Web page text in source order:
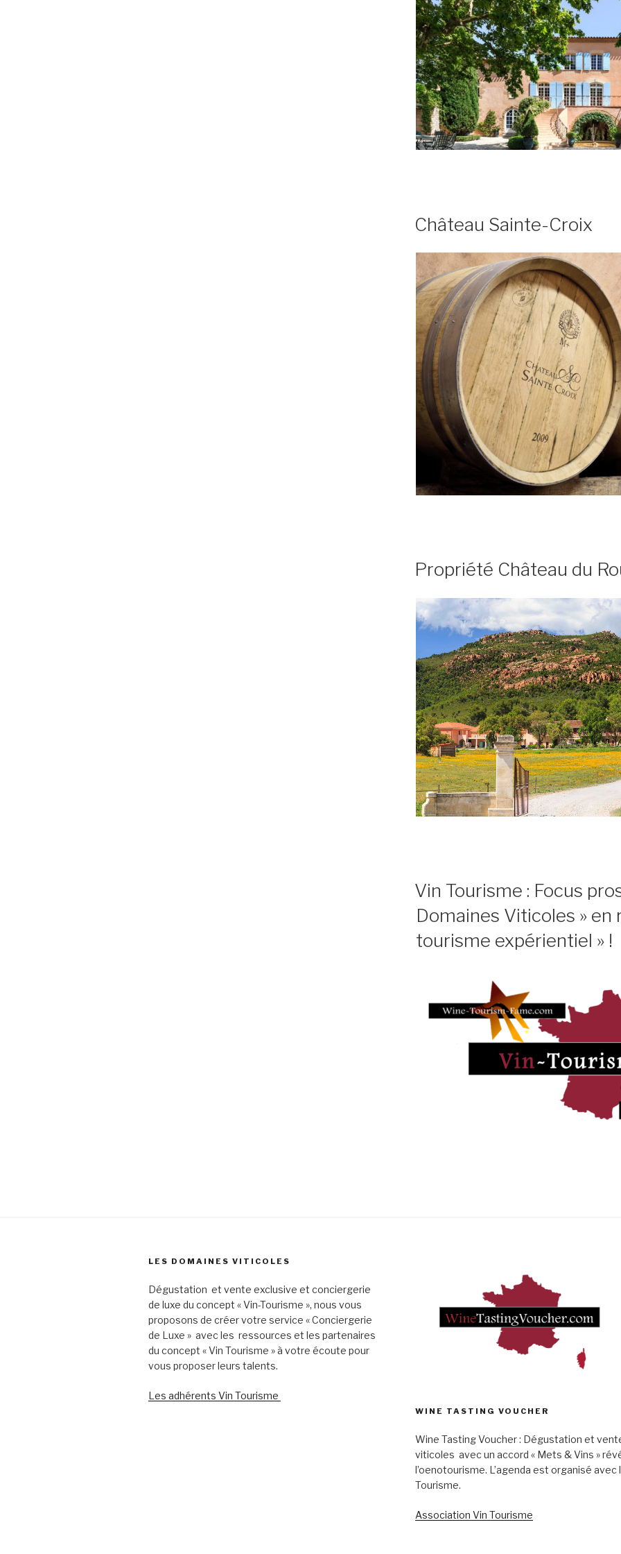
LE
Château Sainte-Croix
LE
Propriété Château du
LE
Vin Tourisme : Focus
Domaines Viticoles » en
tourisme expérientiel » !
LES DOMAINES VITICOLES
Dégustation et vente exclusive et conciergerie
de luxe du concept « Vin-Tourisme », nous vous
proposons de créer votre service « Conciergerie
de Luxe » avec les ressources et les partenaires
du concept « Vin Tourisme » à votre écoute pour
vous proposer leurs talents.
Les adhérents Vin Tourisme
WINE TASTING VOUCHER
Wine Tasting Voucher : Dégustation et
viticoles avec un accord « Mets & Vins »
l’oenotourisme. L’agenda est organisé
Tourisme.
Association Vin Tourisme